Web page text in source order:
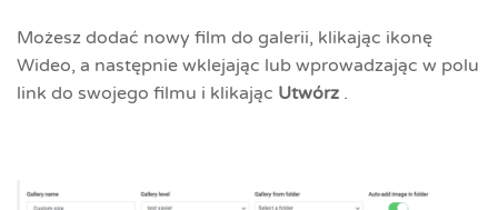
Możesz dodać nowy film do galerii, klikając ikonę
Wideo, a następnie wklejając lub wprowadzając w polu
link do swojego filmu i klikając Utwórz .